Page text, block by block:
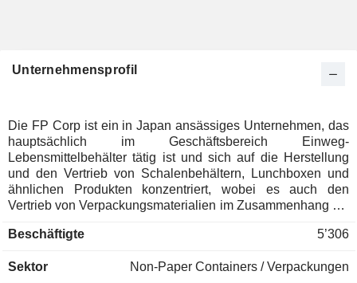
Unternehmensprofil
Die FP Corp ist ein in Japan ansässiges Unternehmen, das
hauptsächlich im Geschäftsbereich Einweg-
Lebensmittelbehälter tätig ist und sich auf die Herstellung
und den Vertrieb von Schalenbehältern, Lunchboxen und
ähnlichen Produkten konzentriert, wobei es auch den
Vertrieb von Verpackungsmaterialien im Zusammenhang mit
Geschäftsbereich Einweg-Lebensmittelbehälter tätig. Zu
Vertrieb von Einweg-Lebensmittelbehältern aus Kunststoff,
Beschäftigte 5’306
Sektor Non-Paper Containers / Verpackungen